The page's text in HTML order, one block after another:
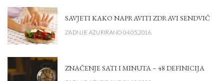
SAVJETI KAKO NAPRAVITI ZDRAVI SENDVIČ
ZADNJE AŽURIRANO 04.05.2016.
ZNAČENJE SATI I MINUTA – 48 DEFINICIJA